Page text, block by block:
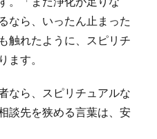
なら、いったん止まった
触れたように、スピリチ
ます。
なら、スピリチュアルな
談先を狭める言葉は、安